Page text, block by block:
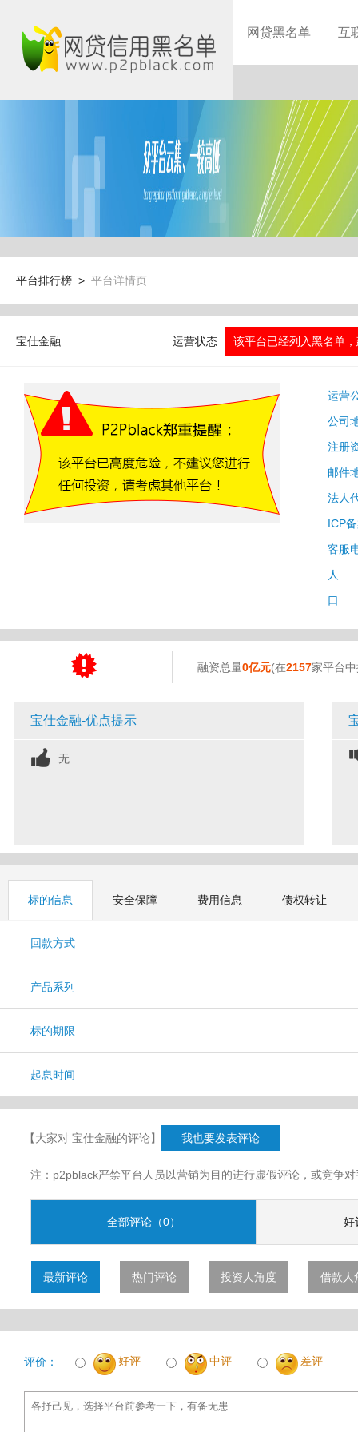
网贷黑名单 互
平台排行榜 > 平台详情页
宝仕金融 运营状态 该平台已经列入黑名单
运营
公司
注册
邮件
法人
ICP
客服
人
口
融资总量0亿元(在2157家平台
宝仕金融-优点提示
无
标的信息 安全保障 费用信息 债权转让
回款方式
产品系列
标的期限
起息时间
【大家对 宝仕金融的评论】 我也要发表评论
注：p2pblack严禁平台人员以营销为目的进行虚假评论，或竞争
全部评论（0） 好
最新评论 热门评论 投资人角度 借款人
评价： 好评 中评 差评